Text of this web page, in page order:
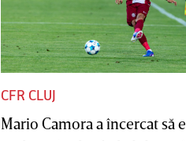
CFR CLUJ
Mario Camora a încercat să